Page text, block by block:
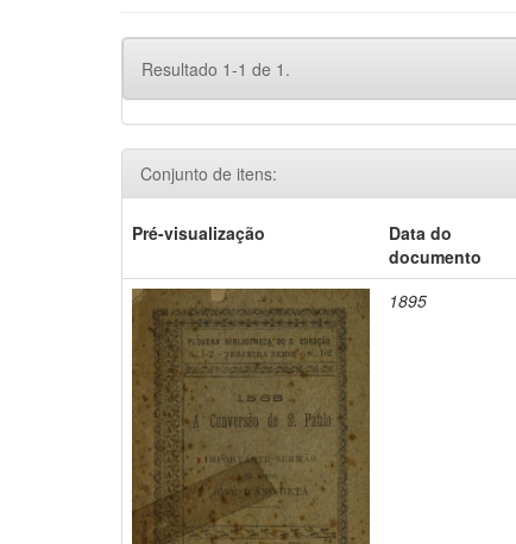
Resultado 1-1 de 1.
Conjunto de itens:
Pré-visualização
Data do
documento
1895